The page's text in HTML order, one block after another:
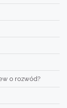
o rozwód?